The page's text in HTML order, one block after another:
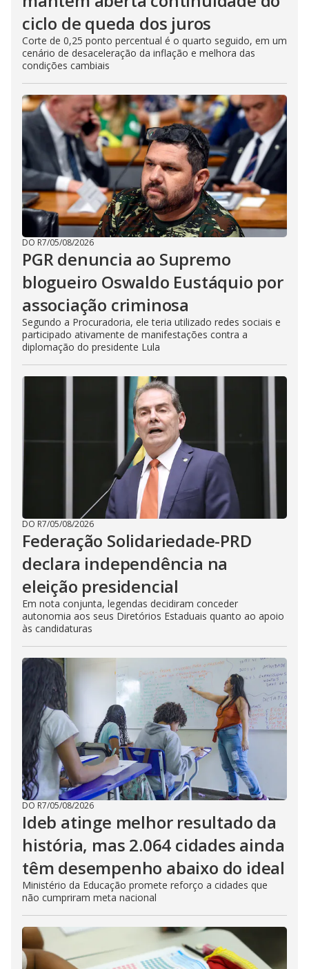
ciclo de queda dos juros
Corte de 0,25 ponto percentual é o quarto seguido, em um
cenário de desaceleração da inflação e melhora das
condições cambiais
DO R7/05/08/2026
PGR denuncia ao Supremo
blogueiro Oswaldo Eustáquio por
associação criminosa
Segundo a Procuradoria, ele teria utilizado redes sociais e
participado ativamente de manifestações contra a
diplomação do presidente Lula
DO R7/05/08/2026
Federação Solidariedade-PRD
declara independência na
eleição presidencial
Em nota conjunta, legendas decidiram conceder
autonomia aos seus Diretórios Estaduais quanto ao apoio
às candidaturas
DO R7/05/08/2026
Ideb atinge melhor resultado da
história, mas 2.064 cidades ainda
têm desempenho abaixo do ideal
Ministério da Educação promete reforço a cidades que
não cumpriram meta nacional